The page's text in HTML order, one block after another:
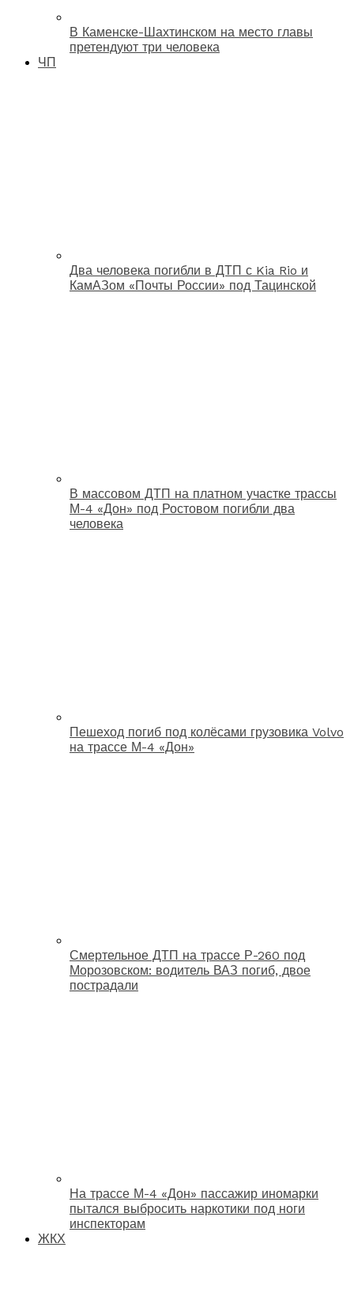
В Каменске-Шахтинском на место главы
претендуют три человека
ЧП
Два человека погибли в ДТП с Kia Rio и
КамАЗом «Почты России» под Тацинской
В массовом ДТП на платном участке трассы
М-4 «Дон» под Ростовом погибли два
человека
Пешеход погиб под колёсами грузовика Volvo
на трассе М-4 «Дон»
Смертельное ДТП на трассе Р-260 под
Морозовском: водитель ВАЗ погиб, двое
пострадали
На трассе М-4 «Дон» пассажир иномарки
пытался выбросить наркотики под ноги
инспекторам
ЖКХ